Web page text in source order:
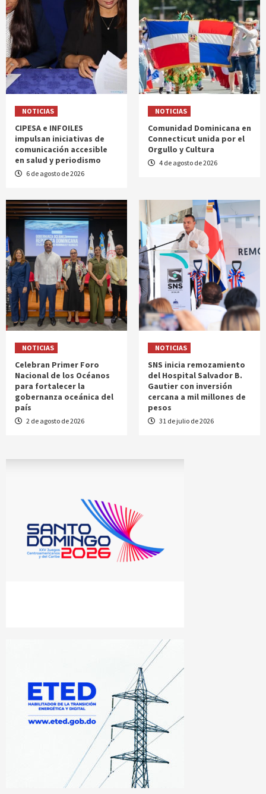
NOTICIAS
CIPESA e INFOILES
impulsan iniciativas de
comunicación accesible
en salud y periodismo
6 de agosto de 2026
NOTICIAS
Comunidad Dominicana en
Connecticut unida por el
Orgullo y Cultura
4 de agosto de 2026
NOTICIAS
Celebran Primer Foro
Nacional de los Océanos
para fortalecer la
gobernanza oceánica del
país
2 de agosto de 2026
NOTICIAS
SNS inicia remozamiento
del Hospital Salvador B.
Gautier con inversión
cercana a mil millones de
pesos
31 de julio de 2026